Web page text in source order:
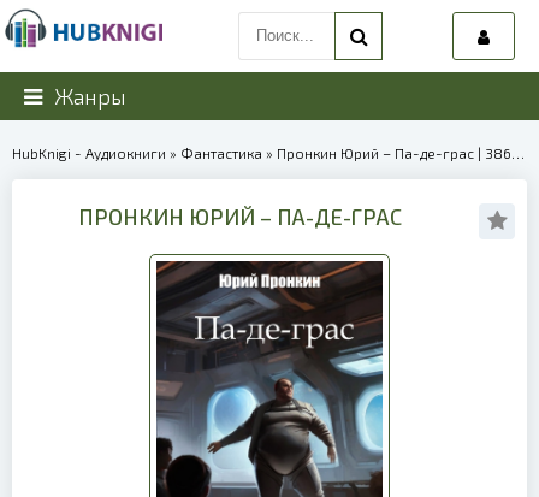
Жанры
HubKnigi - Аудиокниги » Фантастика » Пронкин Юрий – Па-де-грас | 38688
ПРОНКИН ЮРИЙ – ПА-ДЕ-ГРАС